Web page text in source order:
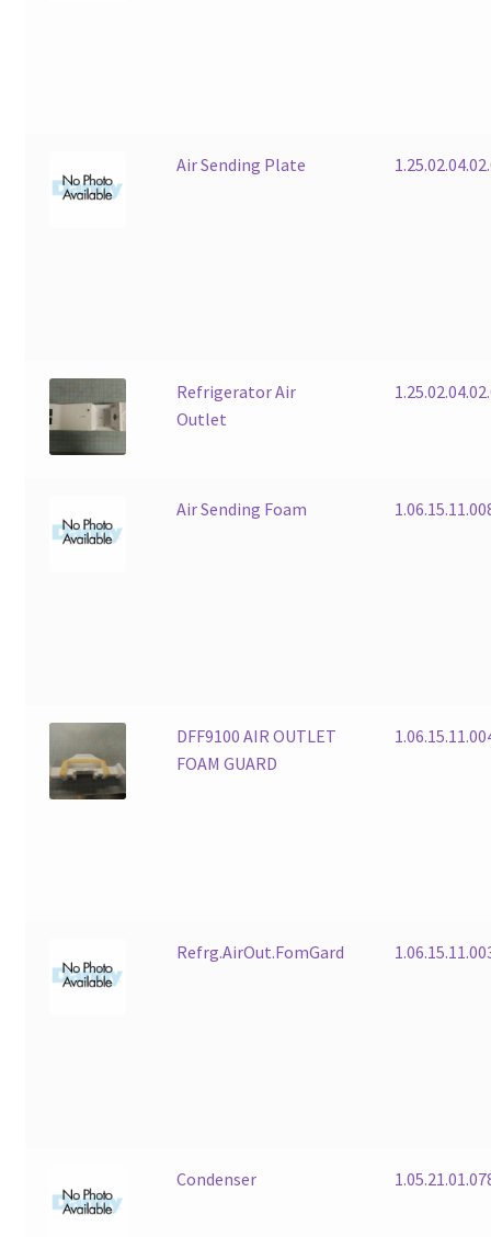
Air Sending Plate
Refrigerator Air
Outlet
Air Sending Foam
DFF9100 AIR OUTLET
FOAM GUARD
Refrg.AirOut.FomGard
Condenser